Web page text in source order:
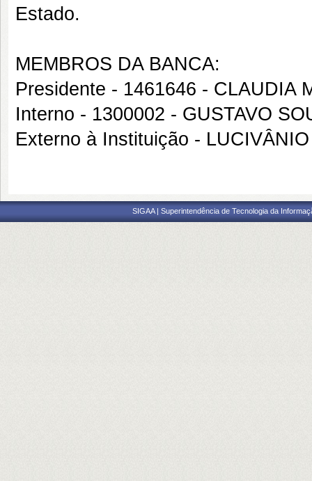
Estado.
MEMBROS DA BANCA:
Presidente - 1461646 - CLAUDIA
Interno - 1300002 - GUSTAVO
Externo à Instituição -
SIGAA | Superintendência de Tecnologia da